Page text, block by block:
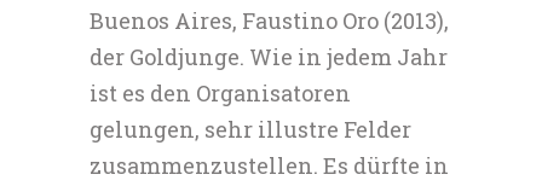
Buenos Aires, Faustino Oro (2013),
der Goldjunge. Wie in jedem Jahr
ist es den Organisatoren
gelungen, sehr illustre Felder
zusammenzustellen. Es dürfte in